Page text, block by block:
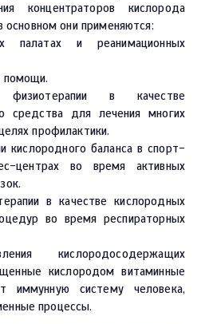
концентраторов кислорода
основном они применяются:
палатах и реанимационных
помощи.
в качестве
средства для лечения многих
профилактики.
кислородного баланса в спорт-
центрах во время активных
в качестве кислородных
во время респираторных
кислородосодержащих
кислородом витаминные
иммунную систему человека,
процессы.